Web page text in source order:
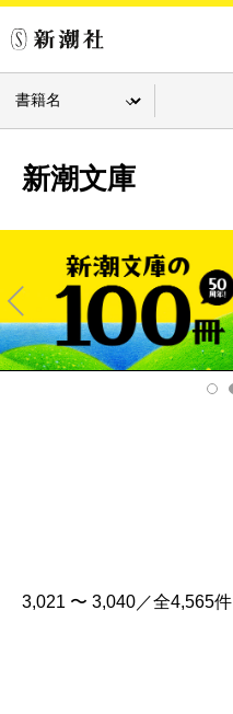
新潮文庫
Pre
v
3,021 〜 3,040／全4,565件